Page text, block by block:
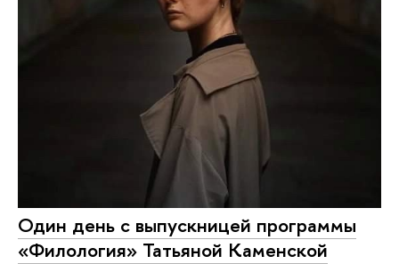
Один день с выпускницей программы
«Филология» Татьяной Каменской